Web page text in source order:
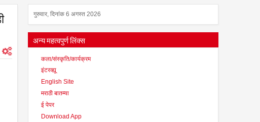
गुरुवार, दिनांक 6 अगस्त 2026
अन्य महत्वपुर्ण लिंक्स
कला/संस्कृति/कार्यक्रम
इंटरव्ह्यू
English Site
मराठी बातम्या
ई पेपर
Download App